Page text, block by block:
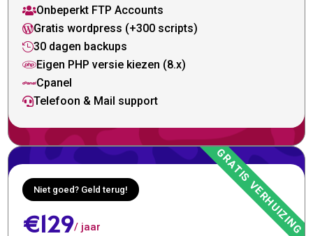
Onbeperkt FTP Accounts
Gratis wordpress (+300 scripts)
30 dagen backups
Eigen PHP versie kiezen (8.x)
Cpanel
Telefoon & Mail support
Niet goed? Geld terug!
€129/ jaar